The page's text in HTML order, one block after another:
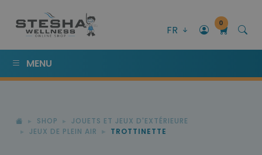
FR
0
MENU
SHOP
JOUETS ET JEUX D'EXTÉRIEURE
JEUX DE PLEIN AIR
TROTTINETTE